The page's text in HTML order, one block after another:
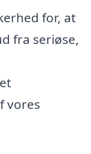
for, at
fra seriøse,
vores